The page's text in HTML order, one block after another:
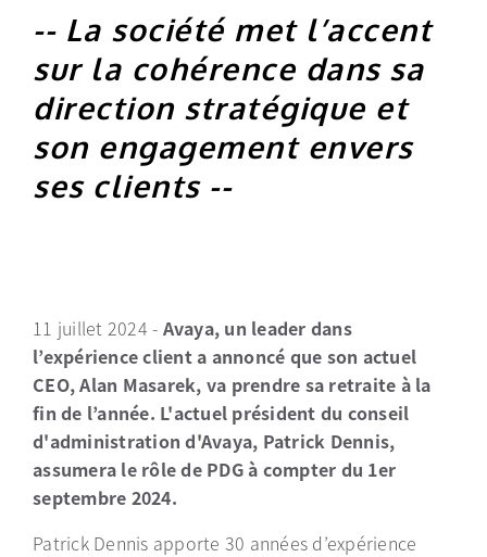
-- La société met l’accent
sur la cohérence dans sa
direction stratégique et
son engagement envers
ses clients --
11 juillet 2024 - Avaya, un leader dans
l’expérience client a annoncé que son actuel
CEO, Alan Masarek, va prendre sa retraite à la
fin de l’année. L'actuel président du conseil
d'administration d'Avaya, Patrick Dennis,
assumera le rôle de PDG à compter du 1er
septembre 2024.
Patrick Dennis apporte 30 années d’expérience